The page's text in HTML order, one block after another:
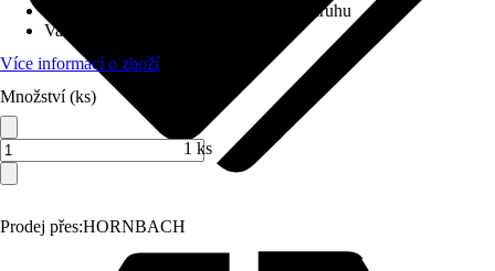
Prodej přes:HORNBACH
Bez splachovacího kruhu
Varianta
Více informací o zboží
Množství (ks)
1 ks